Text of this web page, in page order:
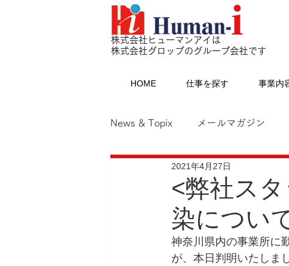
株式会社ヒューマンアイは
株式会社グロップのグループ会社です
HOME 仕事を探す 事業内
News & Topix メールマガジン
<弊社ス
染につい
2021年4月27日
神奈川県内の事業所に
が、本日判明いたしま